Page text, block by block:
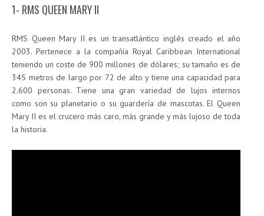
1- RMS QUEEN MARY II
RMS Queen Mary II es un transatlántico inglés creado el año
2003. Pertenece a la compañía Royal Caribbean International
teniendo un coste de 900 millones de dólares; su tamaño es de
345 metros de largo por 72 de alto y tiene una capacidad para
2.600 personas. Tiene una gran variedad de lujos internos
como son su planetario o su guardería de mascotas. El Queen
Mary II es el crucero más caro, más grande y más lujoso de toda
la historia.